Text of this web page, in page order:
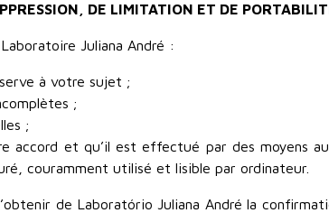
DE LIMITATION ET DE
Juliana André :
à votre sujet ;
;
;
et qu’il est effectué par des moyens
couramment utilisé et lisible par ordinateur.
de Laboratório Juliana André la